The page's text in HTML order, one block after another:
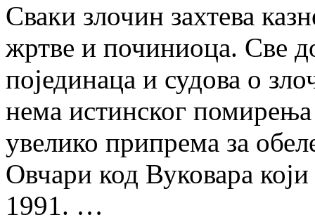
Сваки злочин захтева
жртве и починиоца. Све
појединаца и судова о
нема истинског
увелико припрема за
Овчари код Вуковара
1991. …